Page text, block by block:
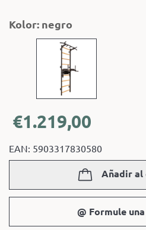
Kolor: negro
€1.219,00
EAN: 5903317830580
Añadir
@ Formule